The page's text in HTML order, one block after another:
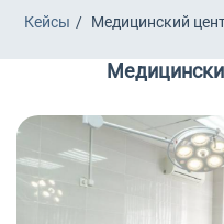
Кейсы Медицинский